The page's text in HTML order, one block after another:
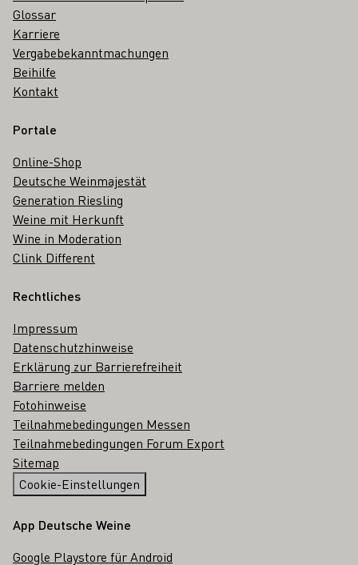
Glossar
Karriere
Vergabebekanntmachungen
Beihilfe
Kontakt
Portale
Online-Shop
Deutsche Weinmajestät
Generation Riesling
Weine mit Herkunft
Wine in Moderation
Clink Different
Rechtliches
Impressum
Datenschutzhinweise
Erklärung zur Barrierefreiheit
Barriere melden
Fotohinweise
Teilnahmebedingungen Messen
Teilnahmebedingungen Forum Export
Sitemap
Cookie-Einstellungen
App Deutsche Weine
Google Playstore für Android